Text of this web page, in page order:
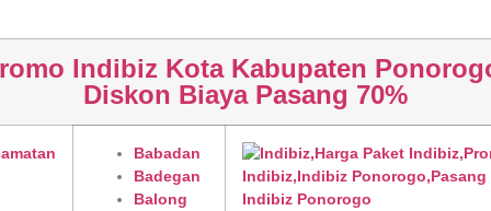
Indibiz Kota Kabupaten
Diskon Biaya Pasang 70%
Babadan
Badegan
Balong